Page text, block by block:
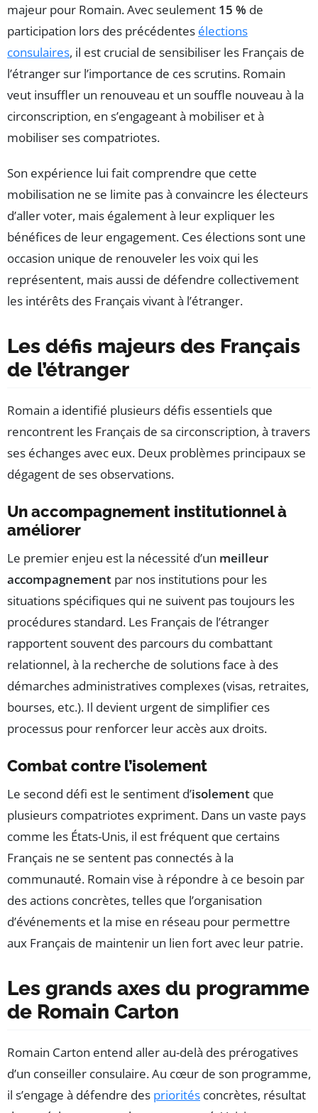
majeur pour Romain. Avec seulement 15 % de
participation lors des précédentes élections
consulaires, il est crucial de sensibiliser les Français de
l’étranger sur l’importance de ces scrutins. Romain
veut insuffler un renouveau et un souffle nouveau à la
circonscription, en s’engageant à mobiliser et à
mobiliser ses compatriotes.
Son expérience lui fait comprendre que cette
mobilisation ne se limite pas à convaincre les électeurs
d’aller voter, mais également à leur expliquer les
bénéfices de leur engagement. Ces élections sont une
occasion unique de renouveler les voix qui les
représentent, mais aussi de défendre collectivement
les intérêts des Français vivant à l’étranger.
Les défis majeurs des Français
de l’étranger
Romain a identifié plusieurs défis essentiels que
rencontrent les Français de sa circonscription, à travers
ses échanges avec eux. Deux problèmes principaux se
dégagent de ses observations.
Un accompagnement institutionnel à
améliorer
Le premier enjeu est la nécessité d’un meilleur
accompagnement par nos institutions pour les
situations spécifiques qui ne suivent pas toujours les
procédures standard. Les Français de l’étranger
rapportent souvent des parcours du combattant
relationnel, à la recherche de solutions face à des
démarches administratives complexes (visas, retraites,
bourses, etc.). Il devient urgent de simplifier ces
processus pour renforcer leur accès aux droits.
Combat contre l’isolement
Le second défi est le sentiment d’isolement que
plusieurs compatriotes expriment. Dans un vaste pays
comme les États-Unis, il est fréquent que certains
Français ne se sentent pas connectés à la
communauté. Romain vise à répondre à ce besoin par
des actions concrètes, telles que l’organisation
d’événements et la mise en réseau pour permettre
aux Français de maintenir un lien fort avec leur patrie.
Les grands axes du programme
de Romain Carton
Romain Carton entend aller au-delà des prérogatives
d’un conseiller consulaire. Au cœur de son programme,
il s’engage à défendre des priorités concrètes, résultat